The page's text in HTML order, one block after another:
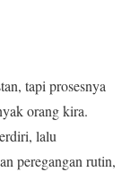
tapi prosesnya
orang kira.
lalu
peregangan rutin,